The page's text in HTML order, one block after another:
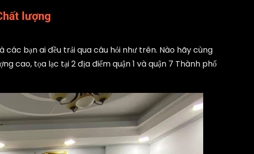
lượng
bạn ai đều trải qua câu hỏi như trên. Nào hãy cùng
cao, tọa lạc tại 2 địa điểm quận 1 và quận 7 Thành phố